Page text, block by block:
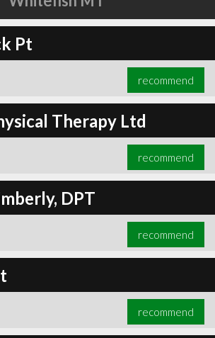
Pt
recommend
Therapy Ltd
recommend
DPT
recommend
recommend